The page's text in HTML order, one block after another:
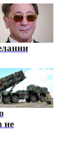
не